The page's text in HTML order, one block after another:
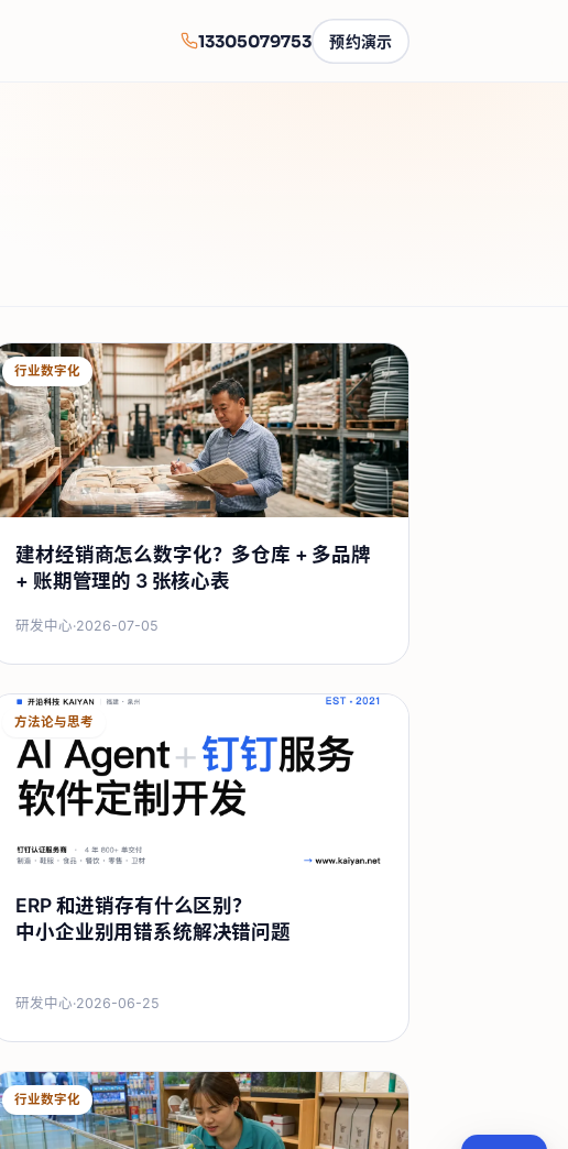
13305079753 预约演示
行业数字化
建材经销商怎么数字化？多仓库 + 多品牌
+ 账期管理的 3 张核心表
研发中心·2026-07-05
方法论与思考
ERP 和进销存有什么区别？
中小企业别用错系统解决错问题
研发中心·2026-06-25
行业数字化